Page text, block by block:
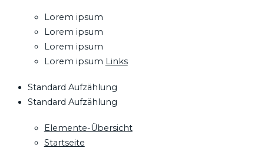
Lorem ipsum
Lorem ipsum
Lorem ipsum
Lorem ipsum Links
Standard Aufzählung
Standard Aufzählung
Elemente-Übersicht
Startseite